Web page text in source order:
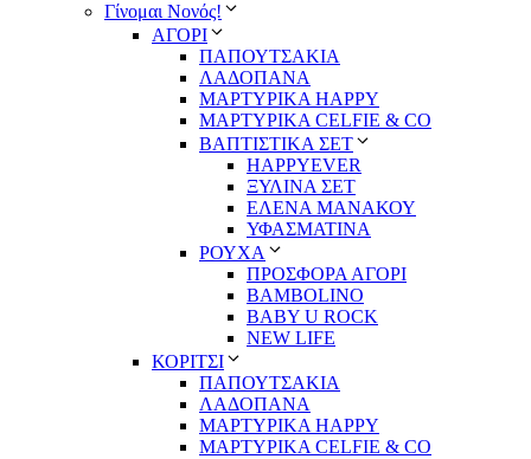
Γίνομαι Νονός!
ΑΓΟΡΙ
ΠΑΠΟΥΤΣΑΚΙΑ
ΛΑΔΟΠΑΝΑ
ΜΑΡΤΥΡΙΚΑ HAPPY
ΜΑΡΤΥΡΙΚΑ CELFIE & CO
ΒΑΠΤΙΣΤΙΚΑ ΣΕΤ
HAPPYEVER
ΞΥΛΙΝΑ ΣΕΤ
ΕΛΕΝΑ ΜΑΝΑΚΟΥ
ΥΦΑΣΜΑΤΙΝΑ
ΡΟΥΧΑ
ΠΡΟΣΦΟΡΑ ΑΓΟΡΙ
BAMBOLINO
BABY U ROCK
NEW LIFE
ΚΟΡΙΤΣΙ
ΠΑΠΟΥΤΣΑΚΙΑ
ΛΑΔΟΠΑΝΑ
ΜΑΡΤΥΡΙΚΑ HAPPY
ΜΑΡΤΥΡΙΚΑ CELFIE & CO